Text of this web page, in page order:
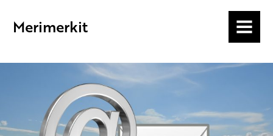
Merimerkit MENU